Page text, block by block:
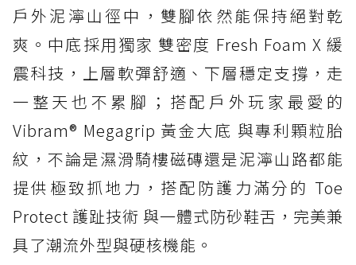
戶外泥濘山徑中，雙腳依然能保持絕對乾
爽。中底採用獨家 雙密度 Fresh Foam X 緩
震科技，上層軟彈舒適、下層穩定支撐，走
一整天也不累腳；搭配戶外玩家最愛的
Vibram® Megagrip 黃金大底 與專利顆粒胎
紋，不論是濕滑騎樓磁磚還是泥濘山路都能
提供極致抓地力，搭配防護力滿分的 Toe
Protect 護趾技術 與一體式防砂鞋舌，完美兼
具了潮流外型與硬核機能。